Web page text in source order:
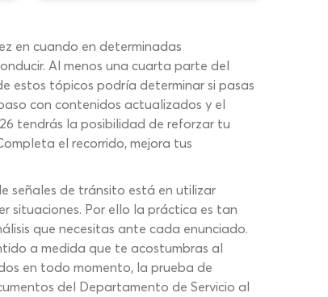
en cuando en determinadas
Al menos una cuarta parte del
estos tópicos podría determinar si pasas
con contenidos actualizados y el
tendrás la posibilidad de reforzar tu
el recorrido, mejora tus
señales de tránsito está en utilizar
situaciones. Por ello la práctica es tan
que necesitas ante cada enunciado.
a medida que te acostumbras al
en todo momento, la prueba de
del Departamento de Servicio al